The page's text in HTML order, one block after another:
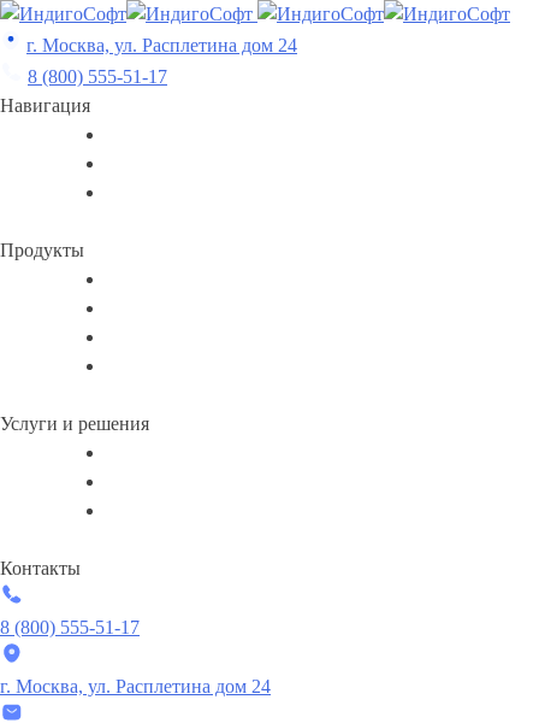
Skip
to
content
г. Москва, ул. Расплетина дом 24
8 (800) 555-51-17
Навигация
Продукты
Услуги и решения
Контакты
8 (800) 555-51-17
г. Москва, ул. Расплетина дом 24